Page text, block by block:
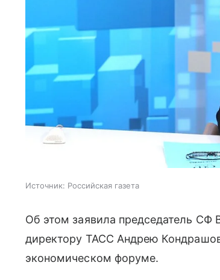
Источник: Российская газета
Об этом заявила председатель СФ
директору ТАСС Андрею
экономическом форуме.